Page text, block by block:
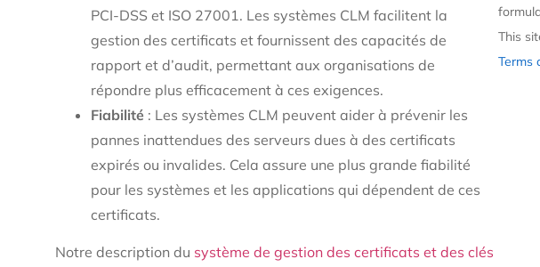
PCI-DSS et ISO 27001. Les systèmes CLM facilitent la
gestion des certificats et fournissent des capacités de
rapport et d’audit, permettant aux organisations de
répondre plus efficacement à ces exigences.
Fiabilité : Les systèmes CLM peuvent aider à prévenir les
pannes inattendues des serveurs dues à des certificats
expirés ou invalides. Cela assure une plus grande fiabilité
pour les systèmes et les applications qui dépendent de ces
certificats.
Notre description du système de gestion des certificats et des clés
This
Terms